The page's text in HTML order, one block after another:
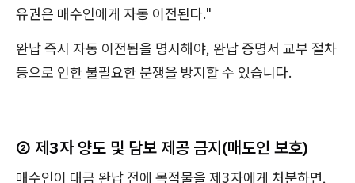
유권은 매수인에게 자동 이전된다."
완납 즉시 자동 이전됨을 명시해야, 완납 증명서 교부 절차
등으로 인한 불필요한 분쟁을 방지할 수 있습니다.
② 제3자 양도 및 담보 제공 금지(매도인 보호)
매수인이 대금 완납 전에 목적물을 제3자에게 처분하면,